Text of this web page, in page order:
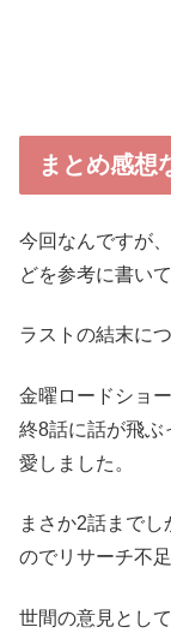
まとめ感想
今回なんですが
どを参考に書い
ラストの結末に
金曜ロードショ
終8話に話が飛ぶ
愛しました。
まさか2話まで
のでリサーチ不足
世間の意見とし